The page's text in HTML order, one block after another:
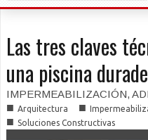
Las tres claves
una piscina
IMPERMEABILIZACIÓN,
■ Arquitectura ■
■ Soluciones Constructivas